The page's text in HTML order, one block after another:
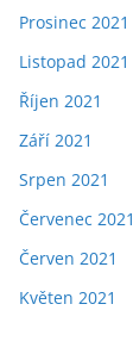
Prosinec 2021
Listopad 2021
Říjen 2021
Září 2021
Srpen 2021
Červenec 2021
Červen 2021
Květen 2021